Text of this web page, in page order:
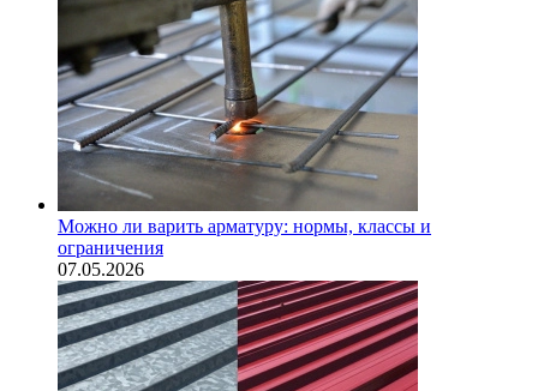
Можно ли варить арматуру: нормы, классы и
ограничения
07.05.2026